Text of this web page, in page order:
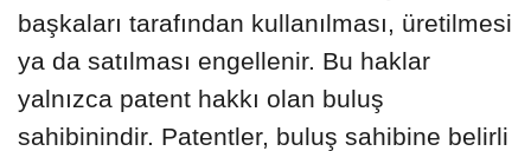
başkaları tarafından kullanılması, üretilmesi
ya da satılması engellenir. Bu haklar
yalnızca patent hakkı olan buluş
sahibinindir. Patentler, buluş sahibine belirli